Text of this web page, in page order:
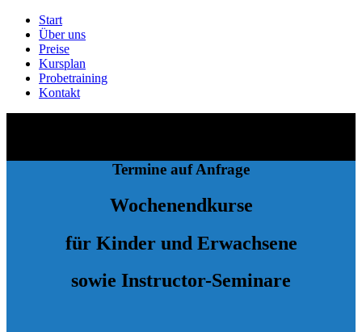
Start
Über uns
Preise
Kursplan
Probetraining
Kontakt
Termine auf Anfrage
Wochenendkurse
für Kinder und Erwachsene
sowie Instructor-Seminare